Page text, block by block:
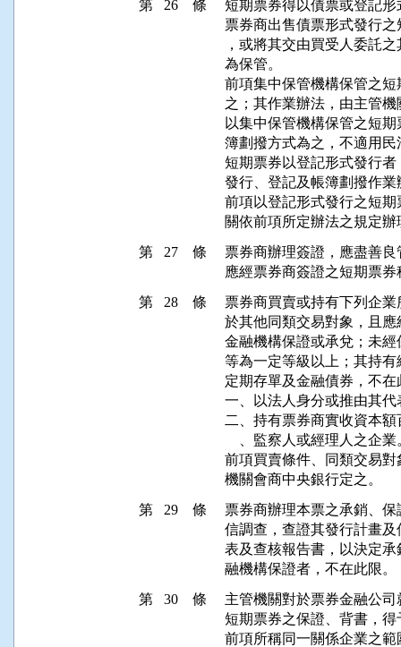
第 26 條
短期票券得以債票或登記形
票券商出售債票形式發行
，或將其交由買受人委託
為保管。
前項集中保管機構保管之
之；其作業辦法，由主管
以集中保管機構保管之短
簿劃撥方式為之，不適用
短期票券以登記形式發行
發行、登記及帳簿劃撥作
前項以登記形式發行之短
關依前項所定辦法之規定
第 27 條
票券商辦理簽證，應盡善
應經票券商簽證之短期票
第 28 條
票券商買賣或持有下列企
於其他同類交易對象，且
金融機構保證或承兌；未
等為一定等級以上；其持
定期存單及金融債券，不在
一、以法人身分或推由其
二、持有票券商實收資本
、監察人或經理人之企業
前項買賣條件、同類交易
機關會商中央銀行定之。
第 29 條
票券商辦理本票之承銷、
信調查，查證其發行計畫
表及查核報告書，以決定
融機構保證者，不在此限。
第 30 條
主管機關對於票券金融公
短期票券之保證、背書，
前項所稱同一關係企業之